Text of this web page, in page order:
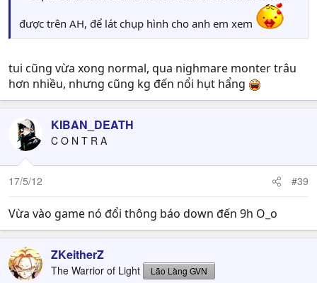
được trên AH, để lát chụp hình cho anh em xem
tui cũng vừa xong normal, qua nighmare monter trâu
hơn nhiều, nhưng cũng kg đến nổi hụt hẩng
KIBAN_DEATH
C O N T R A
17/5/12 #39
Vừa vào game nó đổi thông báo down đến 9h O_o
ZKeitherZ
The Warrior of Light Lão Làng GVN